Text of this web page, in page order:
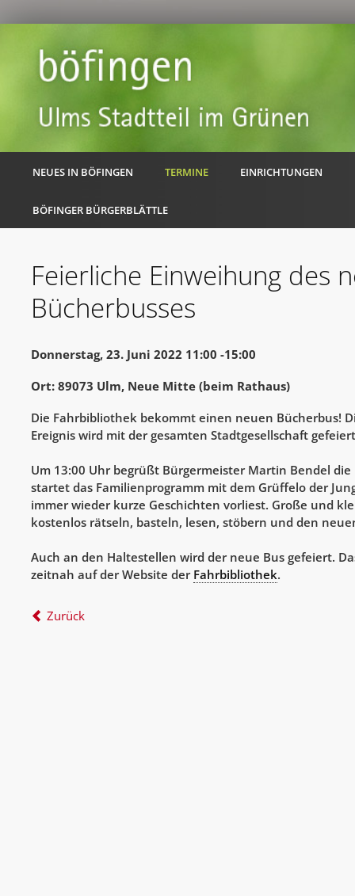
NEUES IN BÖFINGEN TERMINE EINRICHTUNGEN
BÖFINGER BÜRGERBLÄTTLE
Feierliche Einweihung des
Bücherbusses
Donnerstag, 23. Juni 2022 11:00 -15:00
Ort: 89073 Ulm, Neue Mitte (beim Rathaus)
Die Fahrbibliothek bekommt einen neuen Bücherbus!
Ereignis wird mit der gesamten Stadtgesellschaft
Um 13:00 Uhr begrüßt Bürgermeister Martin Bendel
startet das Familienprogramm mit dem Grüffelo der
immer wieder kurze Geschichten vorliest. Große und
kostenlos rätseln, basteln, lesen, stöbern und den
Auch an den Haltestellen wird der neue Bus gefeiert.
zeitnah auf der Website der Fahrbibliothek.
Zurück